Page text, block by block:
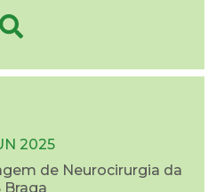
2025
de Neurocirurgia da
Braga